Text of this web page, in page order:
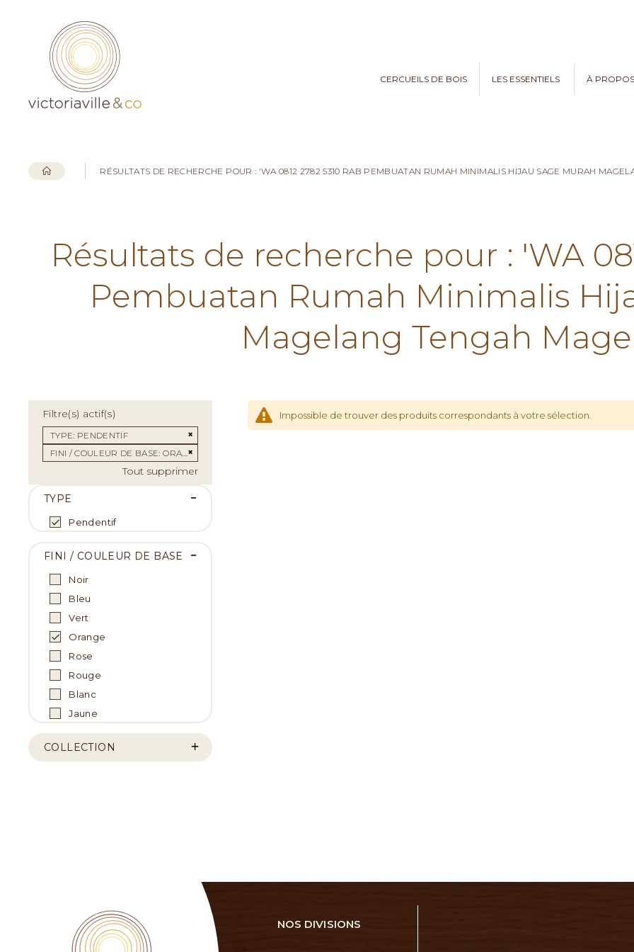
CERCUEILS DE BOIS LES ESSENTIELS À PROPOS
RÉSULTATS DE RECHERCHE POUR : 'WA 0812 2782 5310 RAB PEMBUATAN RUMAH MINIMALIS HIJAU SAGE MURAH
Résultats de recherche pour : 'WA
Pembuatan Rumah Minimalis
Magelang Tengah
Impossible de trouver des produits correspondants à votre sélection.
Filtre(s) actif(s)
TYPE PENDENTIF
Supprimer cet Élément
FINI / COULEUR DE BASE ORANGE
Tout supprimer
TYPE
Pendentif
FINI / COULEUR DE BASE
Noir
Bleu
Vert
Orange
Rose
Rouge
Blanc
Jaune
COLLECTION
NOS DIVISIONS